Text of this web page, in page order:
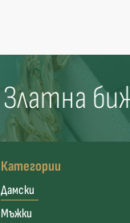
Златна
Категории
Дамски
Мъжки